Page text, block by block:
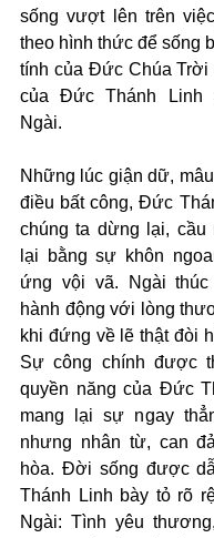
sống vượt lên trên
theo hình thức để sống
tính của Đức Chúa Trời
của Đức Thánh Linh
Ngài.
Những lúc giận dữ,
điều bất công, Đức
chúng ta dừng lại, cầu
lại bằng sự khôn
ứng vội vã. Ngài
hành động với lòng
khi đứng về lẽ thật đòi
Sự công chính được
quyền năng của Đức
mang lại sự ngay
nhưng nhân từ, can
hòa. Đời sống được
Thánh Linh bày tỏ rõ
Ngài: Tình yêu